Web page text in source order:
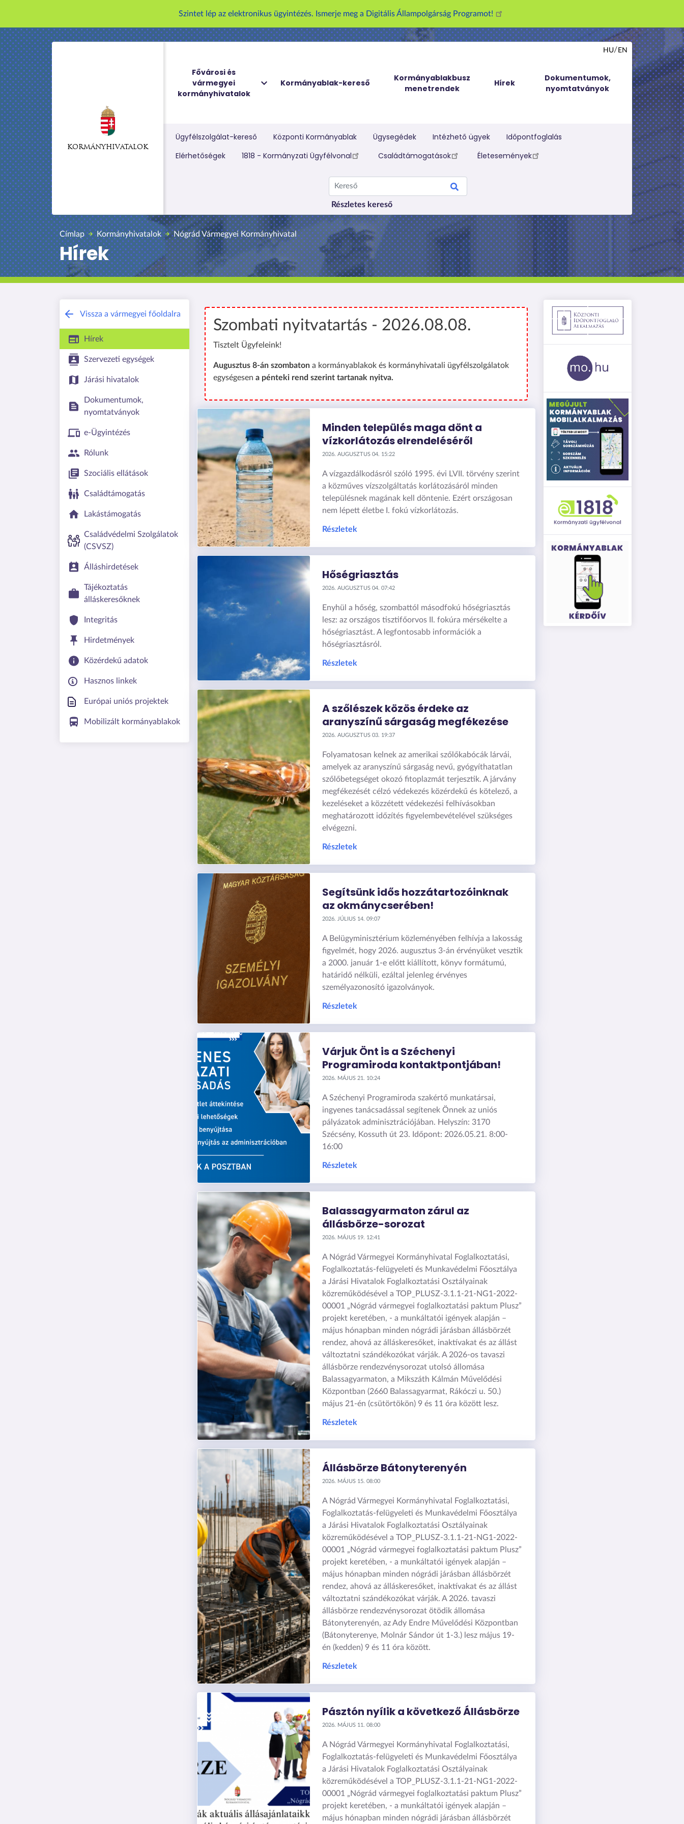
r
t
a
o
r
a
Szintet lép az elektronikus ügyintézés. Ismerje meg a Digitális Állampolgárság Programot!
KORMÁNYHIVATALOK
Fővárosi és
vármegyei
kormányhivatalok
Kormányablak-kereső
Kormányablakbusz
menetrendek
Hírek
Dokumentumok,
nyomtatványok
HU EN
Kereső melletti menü
Ügyfélszolgálat-kereső Központi Kormányablak Ügysegédek Intézhető ügyek
Időpontfoglalás
Elérhetőségek
1818 - Kormányzati Ügyfélvonal Családtámogatások Életesemények
Kereső
Részletes kereső
Címlap Kormányhivatalok Nógrád Vármegyei Kormányhivatal
Hírek
Vissza a vármegyei főoldalra
Hírek
Szervezeti egységek
Járási hivatalok
Dokumentumok,
nyomtatványok
e-Ügyintézés
Rólunk
Szociális ellátások
Családtámogatás
Lakástámogatás
Családvédelmi Szolgálatok
(CSVSZ)
Álláshirdetések
Tájékoztatás
álláskeresőknek
Integritás
Hirdetmények
Közérdekű adatok
Hasznos linkek
Európai uniós projektek
Mobilizált kormányablakok
Szombati nyitvatartás - 2026.08.08.
Tisztelt Ügyfeleink!
Augusztus 8-án szombaton a kormányablakok és kormányhivatali ügyfélszolgálatok
egységesen a pénteki rend szerint tartanak nyitva.
Minden település maga dönt a
vízkorlátozás elrendeléséről
2026. AUGUSZTUS 04. 15:22
A vízgazdálkodásról szóló 1995. évi LVII. törvény szerint
a közműves vízszolgáltatás korlátozásáról minden
településnek magának kell döntenie. Ezért országosan
nem lépett életbe I. fokú vízkorlátozás.
Részletek
Hőségriasztás
2026. AUGUSZTUS 04. 07:42
Enyhül a hőség, szombattól másodfokú hőségriasztás
lesz: az országos tisztifőorvos II. fokúra mérsékelte a
hőségriasztást. A legfontosabb információk a
hőségriasztásról.
Részletek
A szőlészek közös érdeke az
aranyszínű sárgaság megfékezése
2026. AUGUSZTUS 03. 19:37
Folyamatosan kelnek az amerikai szőlőkabócák lárvái,
amelyek az aranyszínű sárgaság nevű, gyógyíthatatlan
szőlőbetegséget okozó fitoplazmát terjesztik. A járvány
megfékezését célzó védekezés közérdekű és kötelező, a
kezeléseket a közzétett védekezési felhívásokban
meghatározott időzítés figyelembevételével szükséges
elvégezni.
Részletek
Segítsünk idős hozzátartozóinknak
az okmánycserében!
2026. JÚLIUS 14. 09:07
A Belügyminisztérium közleményében felhívja a lakosság
figyelmét, hogy 2026. augusztus 3-án érvényüket vesztik
a 2000. január 1-e előtt kiállított, könyv formátumú,
határidő nélküli, ezáltal jelenleg érvényes
személyazonosító igazolványok.
Részletek
Várjuk Önt is a Széchenyi
Programiroda kontaktpontjában!
2026. MÁJUS 21. 10:24
A Széchenyi Programiroda szakértő munkatársai,
ingyenes tanácsadással segítenek Önnek az uniós
pályázatok adminisztrációjában. Helyszín: 3170
Szécsény, Kossuth út 23. Időpont: 2026.05.21. 8:00-
16:00
Részletek
Balassagyarmaton zárul az
állásbörze-sorozat
2026. MÁJUS 19. 12:41
A Nógrád Vármegyei Kormányhivatal Foglalkoztatási,
Foglalkoztatás-felügyeleti és Munkavédelmi Főosztálya
a Járási Hivatalok Foglalkoztatási Osztályainak
közreműködésével a TOP_PLUSZ-3.1.1-21-NG1-2022-
00001 „Nógrád vármegyei foglalkoztatási paktum Plusz”
projekt keretében, - a munkáltatói igények alapján –
május hónapban minden nógrádi járásban állásbörzét
rendez, ahová az álláskeresőket, inaktívakat és az állást
változtatni szándékozókat várják. A 2026-os tavaszi
állásbörze rendezvénysorozat utolsó állomása
Balassagyarmaton, a Mikszáth Kálmán Művelődési
Központban (2660 Balassagyarmat, Rákóczi u. 50.)
május 21-én (csütörtökön) 9 és 11 óra között lesz.
Részletek
Állásbörze Bátonyterenyén
2026. MÁJUS 15. 08:00
A Nógrád Vármegyei Kormányhivatal Foglalkoztatási,
Foglalkoztatás-felügyeleti és Munkavédelmi Főosztálya
a Járási Hivatalok Foglalkoztatási Osztályainak
közreműködésével a TOP_PLUSZ-3.1.1-21-NG1-2022-
00001 „Nógrád vármegyei foglalkoztatási paktum Plusz”
projekt keretében, - a munkáltatói igények alapján –
május hónapban minden nógrádi járásban állásbörzét
rendez, ahová az álláskeresőket, inaktívakat és az állást
változtatni szándékozókat várják. A 2026. tavaszi
állásbörze rendezvénysorozat ötödik állomása
Bátonyterenyén, az Ady Endre Művelődési Központban
(Bátonyterenye, Molnár Sándor út 1-3.) lesz május 19-
én (kedden) 9 és 11 óra között.
Részletek
Pásztón nyílik a következő Állásbörze
2026. MÁJUS 11. 08:00
A Nógrád Vármegyei Kormányhivatal Foglalkoztatási,
Foglalkoztatás-felügyeleti és Munkavédelmi Főosztálya
a Járási Hivatalok Foglalkoztatási Osztályainak
közreműködésével a TOP_PLUSZ-3.1.1-21-NG1-2022-
00001 „Nógrád vármegyei foglalkoztatási paktum Plusz”
projekt keretében, - a munkáltatói igények alapján –
május hónapban minden nógrádi járásban állásbörzét